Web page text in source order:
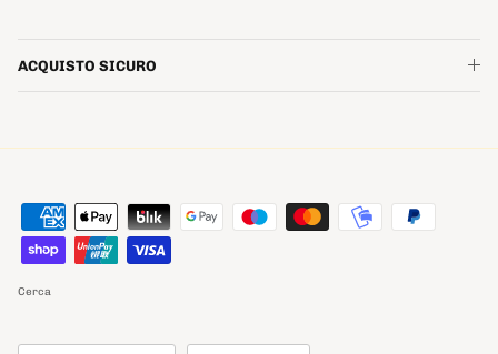
ACQUISTO SICURO
Cerca
Paese/Regione Lingua